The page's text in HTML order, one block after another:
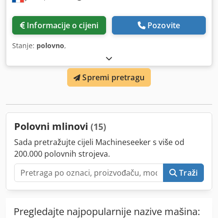
Informacije o cijeni Pozovite
Stanje: polovno,
Spremi pretragu
Polovni mlinovi (15)
Sada pretražujte cijeli Machineseeker s više od
200.000 polovnih strojeva.
Traži
Pregledajte najpopularnije nazive mašina: